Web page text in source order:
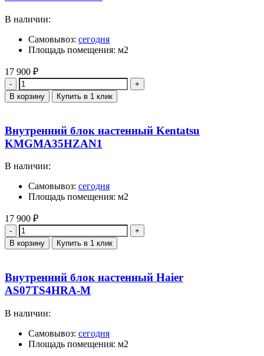
В наличии:
Самовывоз: сегодня
Площадь помещения: м2
17 900 ₽
Количество
В корзину Купить в 1 клик
Внутренний блок настенный Kentatsu
KMGMA35HZAN1
В наличии:
Самовывоз: сегодня
Площадь помещения: м2
17 900 ₽
Количество
В корзину Купить в 1 клик
Внутренний блок настенный Haier
AS07TS4HRA-M
В наличии:
Самовывоз: сегодня
Площадь помещения: м2